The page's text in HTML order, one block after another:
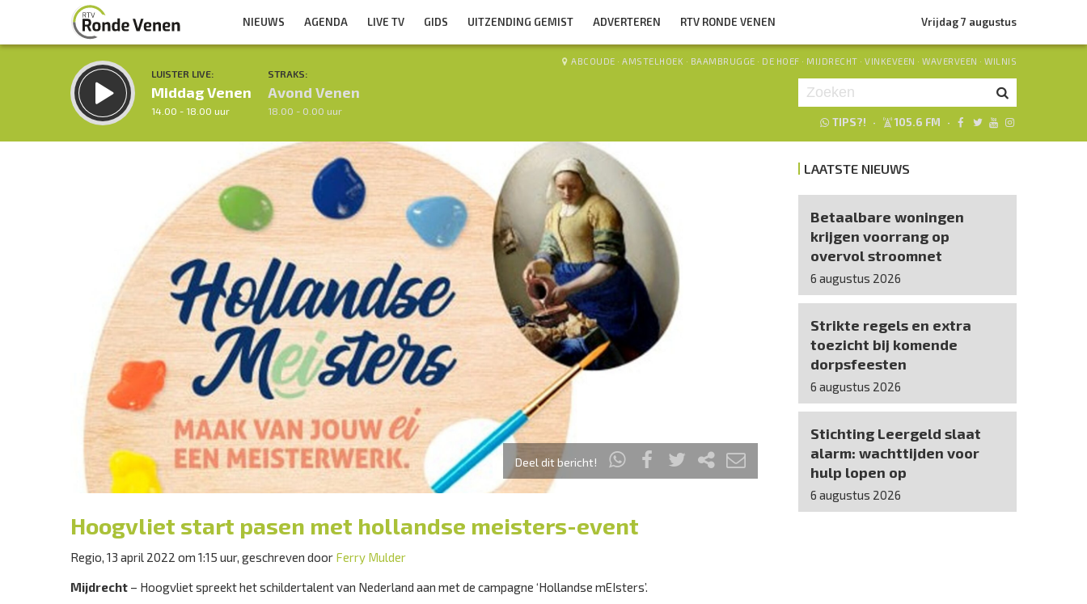
NIEUWS AGENDA LIVE TV GIDS UITZENDING GEMIST ADVERTEREN RTV RONDE VENEN Vrijdag 7 augustus
LUISTER LIVE:
Middag Venen
14.00 - 18.00 uur
STRAKS:
Avond Venen
18.00 - 0.00 uur
ABCOUDE · AMSTELHOEK · BAAMBRUGGE · DE HOEF · MIJDRECHT · VINKEVEEN · WAVERVEEN · WILNIS
TIPS?! · 105.6 FM ·
Deel dit bericht!
Hoogvliet start pasen met hollandse meisters-event
Regio, 13 april 2022 om 1:15 uur, geschreven door Ferry Mulder
Mijdrecht – Hoogvliet spreekt het schildertalent van Nederland aan met de campagne ‘Hollandse mEIsters’.
LAATSTE NIEUWS
Betaalbare woningen
krijgen voorrang op
overvol stroomnet
6 augustus 2026
Strikte regels en extra
toezicht bij komende
dorpsfeesten
6 augustus 2026
Stichting Leergeld slaat
alarm: wachttijden voor
hulp lopen op
6 augustus 2026